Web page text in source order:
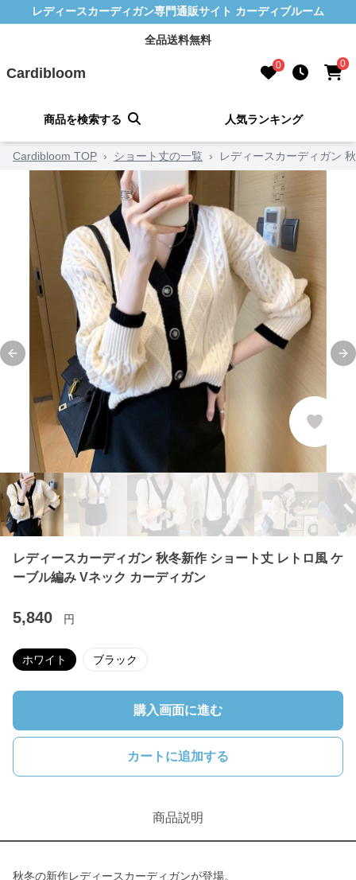
レディースカーディガン専門通販サイト カーディブルーム
全品送料無料
Cardibloom 0 0
商品を検索する 人気ランキング
Cardibloom TOP › ショート丈の一覧 › レディースカーディガン
Previous slide
レディースカーディガン 秋冬新作 ショート丈 レトロ風 ケ
ーブル編み Vネック カーディガン
5,840 円
ホワイト ブラック
購入画面に進む
カートに追加する
商品説明
秋冬の新作レディースカーディガンが登場。